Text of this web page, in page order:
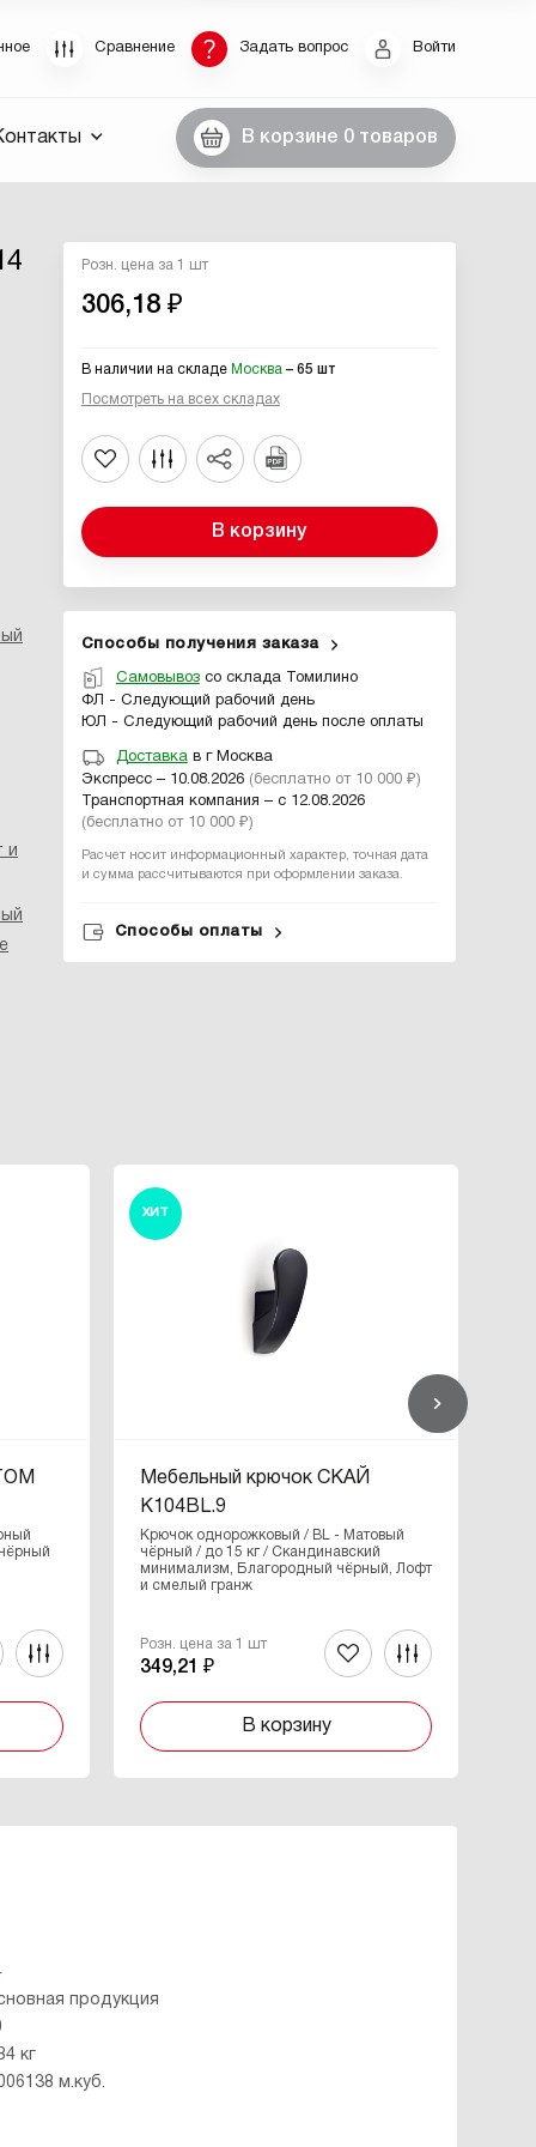
Сравнение Задать вопрос Войти
В корзине 0 товаров
и
Розн. цена за 1 шт
306,18 ₽
В наличии на складе Москва – 65 шт
Посмотреть на всех складах
В корзину
Способы получения заказа
Самовывозсо склада Томилино
ФЛ - Следующий рабочий день
ЮЛ - Следующий рабочий день после оплаты
Доставкав г Москва
Экспресс – 10.08.2026 (бесплатно от 10 000 ₽)
Транспортная компания – с 12.08.2026
(бесплатно от 10 000 ₽)
Расчет носит информационный характер, точная дата
и сумма рассчитываются при оформлении заказа.
Способы оплаты
ХИТ
Мебельный крючок СКАЙ
K104BL.9
Крючок однорожковый / BL - Матовый
чёрный / до 15 кг / Скандинавский
минимализм, Благородный чёрный, Лофт
и смелый гранж
Розн. цена за 1 шт
349,21 ₽
В корзину
продукция
кг
м.куб.
пароля
пароль, введите E-Mail. Контрольная строка
а также ваши регистрационные данные,
вам по E-Mail.
для восстановления